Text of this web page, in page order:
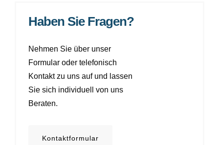
Haben Sie Fragen?
Nehmen Sie über unser
Formular oder telefonisch
Kontakt zu uns auf und lassen
Sie sich individuell von uns
Beraten.
Kontaktformular